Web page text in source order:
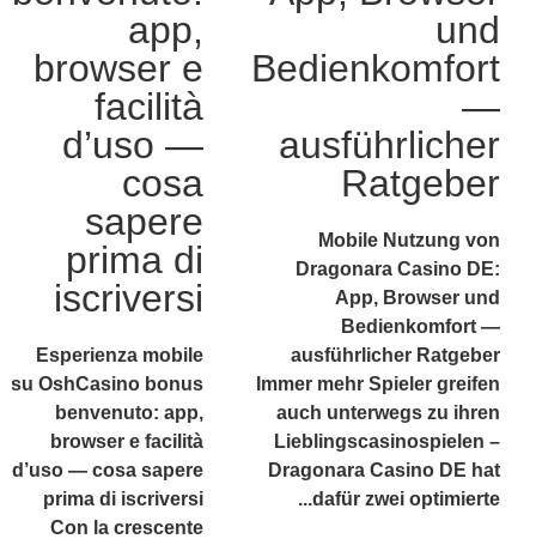
und
Bedienkomfort
—
ausführlicher
Ratgeber
Mobile Nutzung von
Dragonara Casino DE:
App, Browser und
Bedienkomfort —
ausführlicher Ratgeber
Immer mehr Spieler greifen
auch unterwegs zu ihren
Lieblingscasinospielen –
Dragonara Casino DE hat
dafür zwei optimierte...
app,
browser e
facilità
d’uso —
cosa
sapere
prima di
iscriversi
Esperienza mobile
su OshCasino bonus
benvenuto: app,
browser e facilità
d’uso — cosa sapere
prima di iscriversi
Con la crescente